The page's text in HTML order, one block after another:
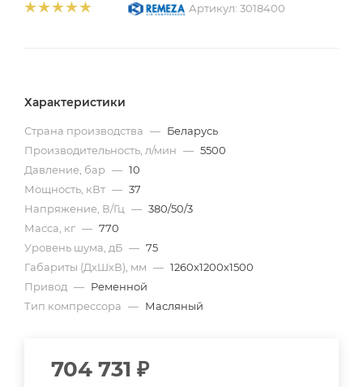
Артикул: 3018400
Характеристики
Страна производства — Беларусь
Производительность, л/мин — 5500
Давление, бар — 10
Мощность, кВт — 37
Напряжение, В/Гц — 380/50/3
Масса, кг — 770
Уровень шума, дБ — 75
Габариты (ДхШхВ), мм — 1260х1200х1500
Привод — Ременной
Тип компрессора — Масляный
704 731 ₽